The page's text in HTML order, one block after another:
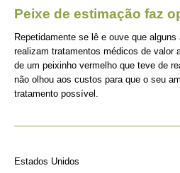
Peixe de estimação faz
Repetidamente se lê e ouve que
realizam tratamentos médicos de valor
de um peixinho vermelho que teve de
não olhou aos custos para que o seu
tratamento possível.
Estados Unidos